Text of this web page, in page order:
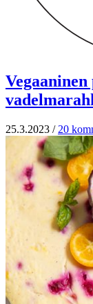
Vegaaninen
25.3.2023 / 20